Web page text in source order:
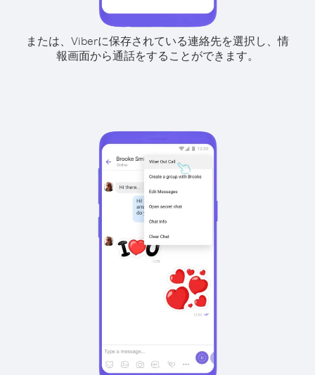
または、Viberに保存されている連絡先を選択し、情
報画面から通話をすることができます。